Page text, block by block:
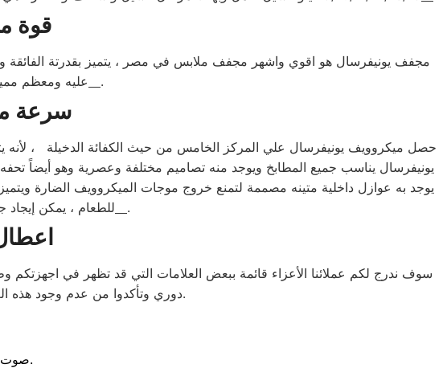
قوة
مجفف يونيفرسال هو اقوي واشهر مجفف ملابس في مصر ، يتميز بقدرتة الفائقة
عليه ومعظم
.
سرعة
حصل ميكروويف يونيفرسال علي المركز الخامس من حيث الكفائة الدخيلة ، لأنه
يونيفرسال يناسب جميع المطابخ ويوجد منه تصاميم مختلفة وعصرية وهو أيضاً
يوجد به عوازل داخلية متينه مصممة لتمنع خروج موجات الميكروويف الضارة
للطعام ، يمكن إيجاد
.
سوف ندرج لكم عملائنا الأعزاء قائمة ببعض العلامات التي قد تظهر في اجهزتكم
دوري وتأكدوا من عدم وجود هذه العلامات ، لأن وجودها يستدعي القيام بعمل صيانة للجهاز في أسرع وقت.
صوت عالي اثناء تشغيل او إطفاء التكييف.